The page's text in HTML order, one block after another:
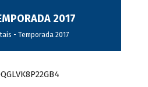
2017
- Temporada 2017